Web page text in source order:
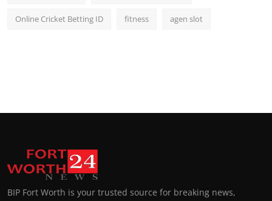
Online Cricket Betting ID fitness agen slot
BIP Fort Worth is your trusted source for breaking news,